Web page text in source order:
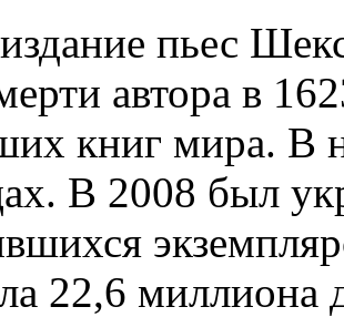
пьес
автора в
книг мира. В
В 2008 был
22,6 миллиона